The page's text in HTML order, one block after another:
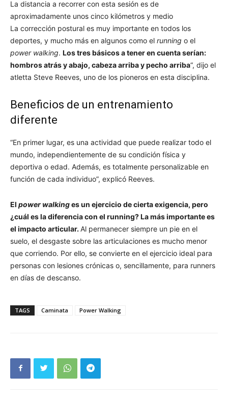
La distancia a recorrer con esta sesión es de
aproximadamente unos cinco kilómetros y medio
La corrección postural es muy importante en todos los
deportes, y mucho más en algunos como el running o el
power walking. Los tres básicos a tener en cuenta serían:
hombros atrás y abajo, cabeza arriba y pecho arriba“, dijo el
atletta Steve Reeves, uno de los pioneros en esta disciplina.
Beneficios de un entrenamiento
diferente
“En primer lugar, es una actividad que puede realizar todo el
mundo, independientemente de su condición física y
deportiva o edad. Además, es totalmente personalizable en
función de cada individuo”, explicó Reeves.
El power walkinges un ejercicio de cierta exigencia, pero
¿cuál es la diferencia con el running? La más importante es
el impacto articular. Al permanecer siempre un pie en el
suelo, el desgaste sobre las articulaciones es mucho menor
que corriendo. Por ello, se convierte en el ejercicio ideal para
personas con lesiones crónicas o, sencillamente, para runners
en días de descanso.
TAGS Caminata Power Walking